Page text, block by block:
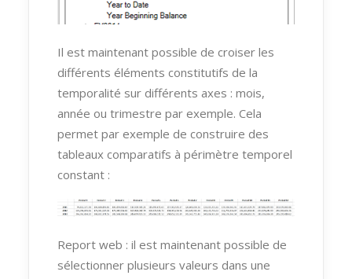
Il est maintenant possible de croiser les
différents éléments constitutifs de la
temporalité sur différents axes : mois,
année ou trimestre par exemple. Cela
permet par exemple de construire des
tableaux comparatifs à périmètre temporel
constant :
Report web : il est maintenant possible de
sélectionner plusieurs valeurs dans une